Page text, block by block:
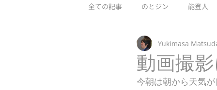
全ての記事 のとジン 能登人
動画撮
Yukimasa
今朝は朝から天気が